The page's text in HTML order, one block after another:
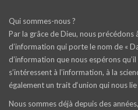
Qui sommes-nous ?
Par la grâce de Dieu, nous précédons
d’information qui porte le nom de «
d’information que nous espérons
s’intéressent à l’information, à la
également un trait d‘union qui nous lie
Nous sommes déjà depuis des